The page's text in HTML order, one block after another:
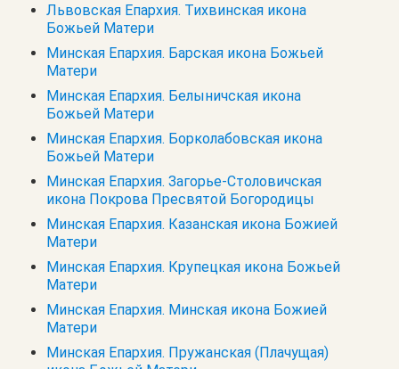
Львовская Епархия. Тихвинская икона
Божьей Матери
Минская Епархия. Барская икона Божьей
Матери
Минская Епархия. Белыничская икона
Божьей Матери
Минская Епархия. Борколабовская икона
Божьей Матери
Минская Епархия. Загорье-Столовичская
икона Покрова Пресвятой Богородицы
Минская Епархия. Казанская икона Божией
Матери
Минская Епархия. Крупецкая икона Божьей
Матери
Минская Епархия. Минская икона Божией
Матери
Минская Епархия. Пружанская (Плачущая)